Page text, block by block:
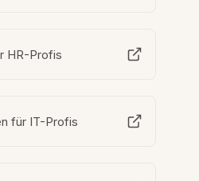
HR-Profis
für IT-Profis